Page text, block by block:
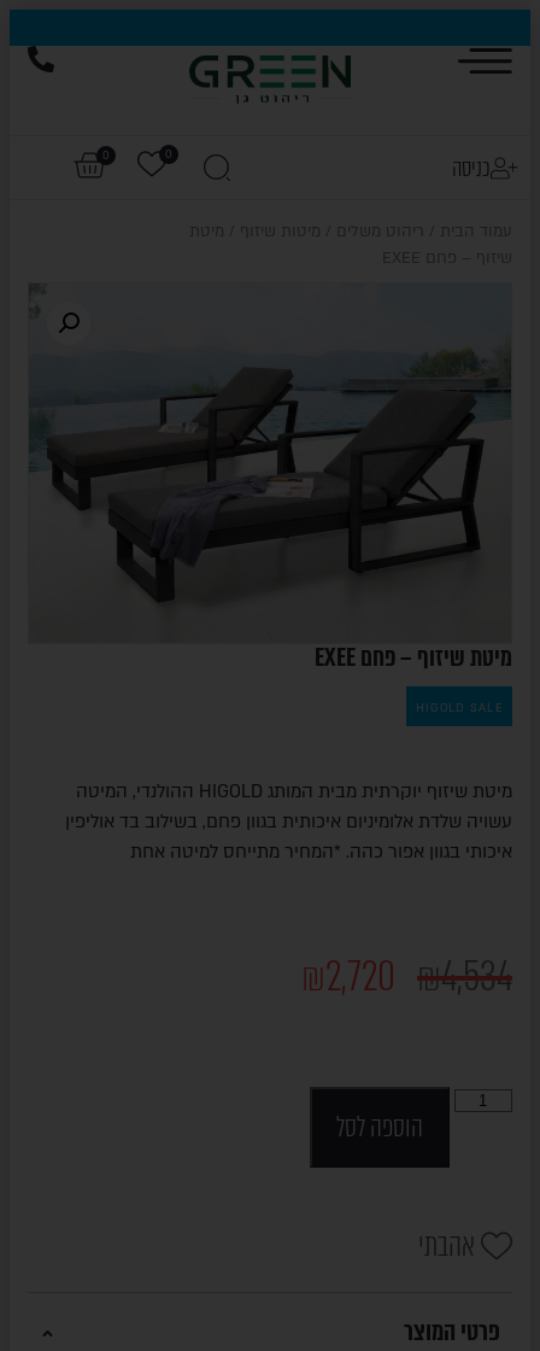
כניסה 0
0
עמוד הבית ריהוט משלים מיטות שיזוף / מיטת
שיזוף – פחם EXEE
מיטת שיזוף – פחם EXEE
HIGOLD SALE
מיטת שיזוף יוקרתית מבית המותג HIGOLD ההולנדי, המיטה
עשויה שלדת אלומיניום איכותית בגוון פחם, בשילוב בד אוליפין
איכותי בגוון אפור כהה. *המחיר מתייחס למיטה אחת
₪4,534
₪2,720
הוספה לסל
אהבתי
פרטי המוצר